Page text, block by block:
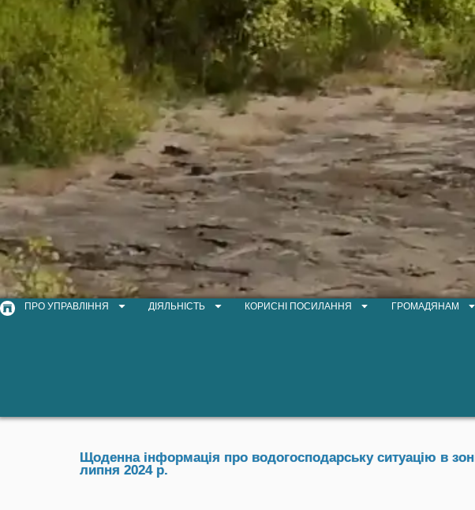
ПРО УПРАВЛІННЯ ДІЯЛЬНІСТЬ КОРИСНІ ПОСИЛАННЯ ГРОМАДЯНАМ
Щоденна інформація про водогосподарську ситуацію в
липня 2024 р.